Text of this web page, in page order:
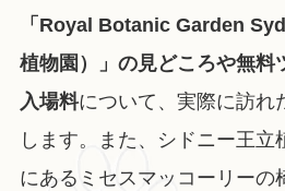
「Royal Botanic Garden
植物園）」の見どころや無料
入場料について、実際に訪れ
します。また、シドニー王立
にあるミセスマッコーリーの